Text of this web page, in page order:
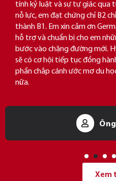
tính kỷ luật và sự tự giác qua
nỗ lực, em đạt chứng chỉ B2
thành B1. Em xin cảm ơn
hỗ trợ và chuẩn bị cho em
bước vào chặng đường mới.
sẽ có cơ hội tiếp tục đồng
phần chắp cánh ước mơ du
nữa.
Xem